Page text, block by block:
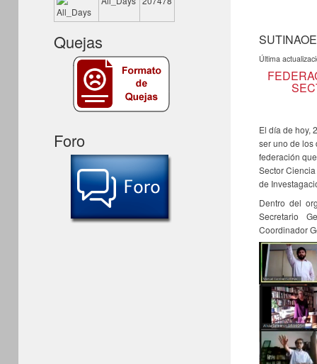
Quejas
Foro
Última
El día de hoy,
ser uno de los
federación
Sector
de
Dentro del
Secretario
Coordinador